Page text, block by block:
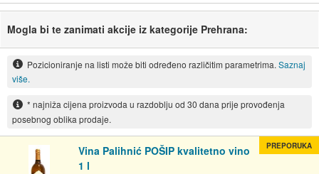
Mogla bi te zanimati akcije iz kategorije Prehrana:
Pozicioniranje na listi može biti određeno različitim parametrima. Saznaj
više.
* najniža cijena proizvoda u razdoblju od 30 dana prije provođenja
posebnog oblika prodaje.
Vina Palihnić POŠIP kvalitetno vino
1 l
PREPORUKA